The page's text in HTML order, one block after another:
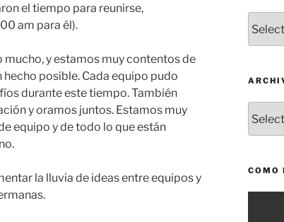
el tiempo para reunirse,
am para él).
mucho, y estamos muy contentos de
hecho posible. Cada equipo pudo
durante este tiempo. También
y oramos juntos. Estamos muy
equipo y de todo lo que están
la lluvia de ideas entre equipos y
COMO